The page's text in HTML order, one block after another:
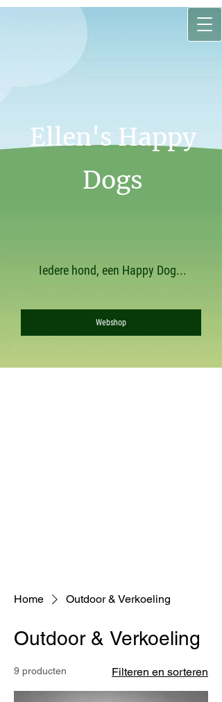
Ellen's Happy
Dogs
Iedere hond, een Happy Dog...
Webshop
Home Outdoor & Verkoeling
Outdoor & Verkoeling
9 producten Filteren en sorteren